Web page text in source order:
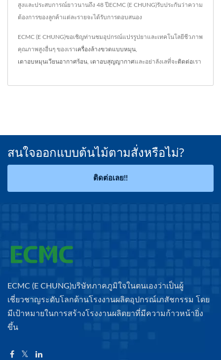
สูงและประสบการณ์ยาวนานถึง 48 ปีECMC (E CHUNG)รับประกันว่าความ
ต้องการของลูกค้าแต่ละรายจะได้รับการตอบสนอง
ECMC (E CHUNG)ขอเชิญท่านชมอุปกรณ์แปรรูปยาและเทคโนโลยีชีวภาพ
คุณภาพสูงอื่นๆ ของเราเครื่องล้างขวดแบบหมุน
เตาอบหมุนเวียนอากาศร้อน เตาอบสุญญากาศและอย่าลังเลที่จะติดต่อเรา
สนใจออกแบบต้นไม้ตามสั่งหรือไม่?
ติดต่อเลย!!
ECMC (E CHUNG)บริษัทภาคภูมิใจในตนเองว่าเป็นผู้
เชี่ยวชาญระดับโลกด้านโรงงานผลิตอุปกรณ์เภสัชกรรม โดย
มีเป้าหมายในการสร้างโรงงานผลิตยาที่มีความก้าวหน้ายิ่ง
ขึ้น